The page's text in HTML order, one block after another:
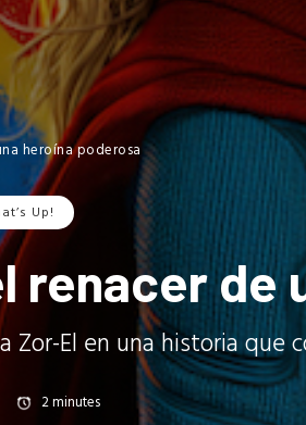
heroína poderosa
Up!
renacer de
Zor-El en una historia
2minutes